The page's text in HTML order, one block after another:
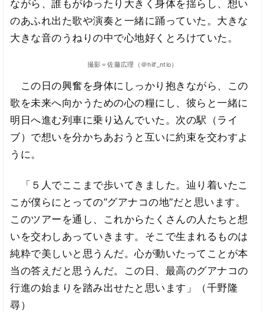
ながら、誰もがゆったり大きく身体を揺らし、想い
のあふれ出た歌や演奏と一緒に踊っていた。大きな
大きな音のうねりの中で心地好くとろけていた。
撮影＝佐藤広理（＠hilf_ntlo）
この日の興奮を身体にしっかり抱きながら、この
歌を未来へ向かうための心の糧にし、彼らと一緒に
明日へ進む列車に乗り込んでいた。次の駅（ライ
ブ）で想いを分かちあおうと互いに約束を交わすよ
うに。
「５人でここまで歩いてきました。辿り着いたこ
こが僕らにとっての“グアナコの地”だと思います。
このツアーを通し、これからたくさんの人たちと想
いを交わしあっていきます。そこで生まれるものは
純粋で美しいと思うんだ。心が動いたってことが本
当の答えだと思うんだ。この日、最高のグアナコの
行進の始まりを踏み出せたと思います」（千野隆
尋）